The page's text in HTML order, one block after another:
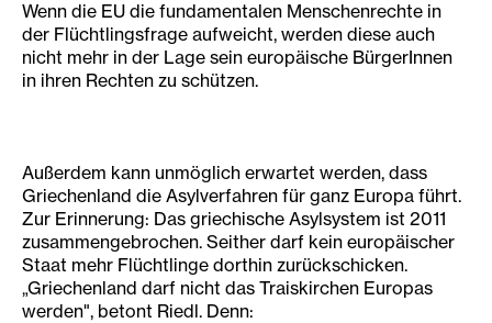
Wenn die EU die fundamentalen Menschenrechte in
der Flüchtlingsfrage aufweicht, werden diese auch
nicht mehr in der Lage sein europäische BürgerInnen
in ihren Rechten zu schützen.
Außerdem kann unmöglich erwartet werden, dass
Griechenland die Asylverfahren für ganz Europa führt.
Zur Erinnerung: Das griechische Asylsystem ist 2011
zusammengebrochen. Seither darf kein europäischer
Staat mehr Flüchtlinge dorthin zurückschicken.
„Griechenland darf nicht das Traiskirchen Europas
werden", betont Riedl. Denn: